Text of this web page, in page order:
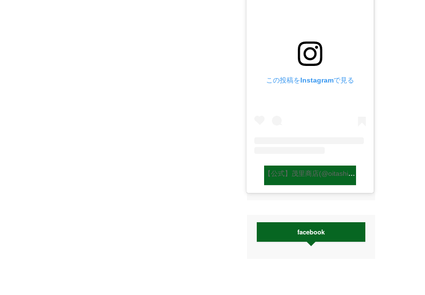
この投稿をInstagramで見る
【公式】茂里商店(@oitashiitakemori)がシェアした投稿
facebook